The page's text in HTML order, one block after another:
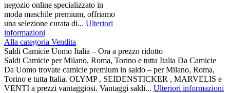
negozio online specializzato in
moda maschile premium, offriamo
una selezione curata di... Ulteriori
informazioni
Alla categoria Vendita
Saldi Camicie Uomo Italia – Ora a prezzo ridotto
Saldi Camicie per Milano, Roma, Torino e tutta Italia Da Camicie
Da Uomo trovate camicie premium in saldo – per Milano, Roma,
Torino e tutta Italia. OLYMP , SEIDENSTICKER , MARVELIS e
VENTI a prezzi vantaggiosi. Vantaggi saldi... Ulteriori informazioni